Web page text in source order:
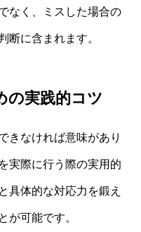
なく、ミスした場合の
断に含まれます。
の実践的コツ
きなければ意味があり
実際に行う際の実用的
具体的な対応力を鍛え
が可能です。